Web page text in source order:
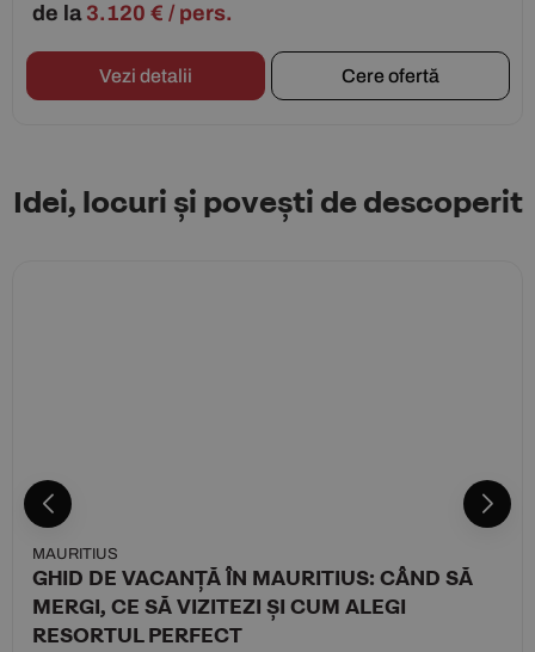
de la 3.120 € / pers.
Vezi detalii Cere ofertă
Idei, locuri și povești de descoperit
MAURITIUS
GHID DE VACANȚĂ ÎN MAURITIUS: CÂND SĂ
MERGI, CE SĂ VIZITEZI ȘI CUM ALEGI
RESORTUL PERFECT